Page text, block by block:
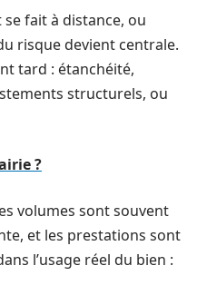
fait à distance, ou
risque devient centrale.
tard : étanchéité,
structurels, ou
?
volumes sont souvent
et les prestations sont
l’usage réel du bien :